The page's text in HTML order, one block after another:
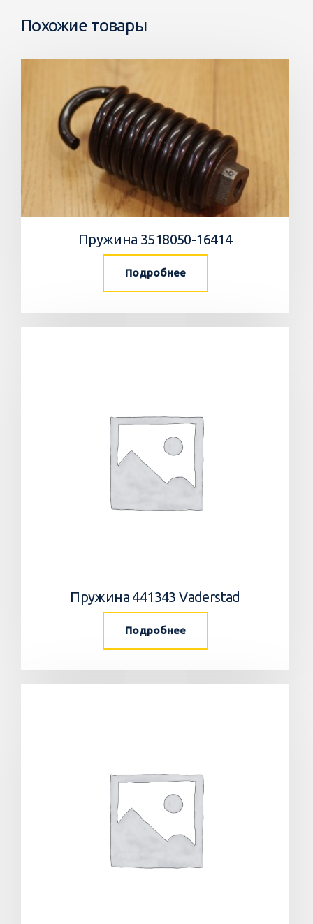
Похожие товары
Пружина 3518050-16414
Подробнее
Пружина 441343 Vaderstad
Подробнее